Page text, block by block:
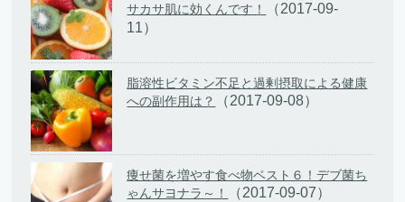
サカサ肌に効くんです！
（2017-09-
11）
脂溶性ビタミン不足と過剰摂取による健康
への副作用は？
（2017-09-08）
痩せ菌を増やす食べ物ベスト６！デブ菌ち
ゃんサヨナラ～！
（2017-09-07）